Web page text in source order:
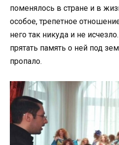
поменялось в стране и в
особое, трепетное
него так никуда и не
прятать память о ней под
пропало.